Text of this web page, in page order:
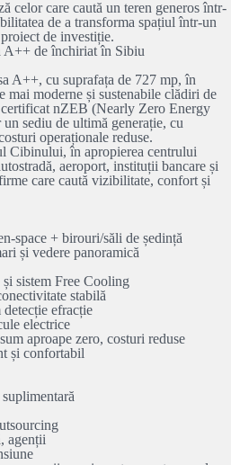
celor care caută un teren generos într-
de a transforma spațiul într-un
de investiție.
A++ de închiriat în Sibiu
A++, cu suprafața de 727 mp, în
mai moderne și sustenabile clădiri de
nZEB (Nearly Zero Energy
sediu de ultimă generație, cu
operaționale reduse.
Cibinului, în apropierea centrului
aeroport, instituții bancare și
care caută vizibilitate, confort și
space + birouri/săli de ședință
și vedere panoramică
sistem Free Cooling
stabilă
detecție efracție
electrice
aproape zero, costuri reduse
și confortabil
agenții